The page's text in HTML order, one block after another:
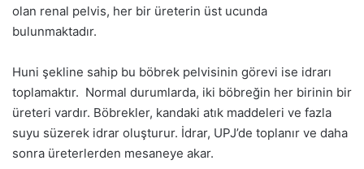
olan renal pelvis, her bir üreterin üst ucunda
bulunmaktadır.
Huni şekline sahip bu böbrek pelvisinin görevi ise idrarı
toplamaktır. Normal durumlarda, iki böbreğin her birinin bir
üreteri vardır. Böbrekler, kandaki atık maddeleri ve fazla
suyu süzerek idrar oluşturur. İdrar, UPJ’de toplanır ve daha
sonra üreterlerden mesaneye akar.